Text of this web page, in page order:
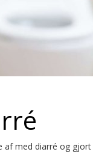
af med diarré og